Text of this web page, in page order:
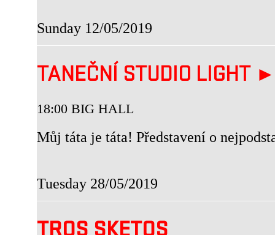
Sunday 12/05/2019
TANEČNÍ STUDIO LIGHT ►
18:00 BIG HALL
Můj táta je táta! Představení o
Tuesday 28/05/2019